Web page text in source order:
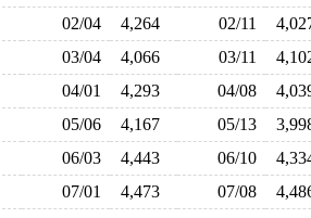
02/04 4,264 02/11
03/04 4,066 03/11
04/01 4,293 04/08
05/06 4,167 05/13
06/03 4,443 06/10
07/01 4,473 07/08